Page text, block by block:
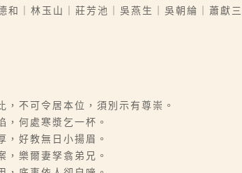
｜林玉山｜莊芳池｜吳燕生｜吳朝綸｜蕭獻
不可令居本位，須別示有尊崇。
何處寒漿乞一杯。
好教無日小揚眉。
樂爾妻孥翕弟兄。